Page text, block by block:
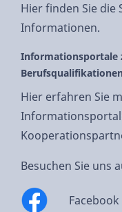
Hier finden Sie die
Informationen.
Informationsportale
Berufsqualifikationen
Hier erfahren Sie
Besuchen Sie uns
Facebook